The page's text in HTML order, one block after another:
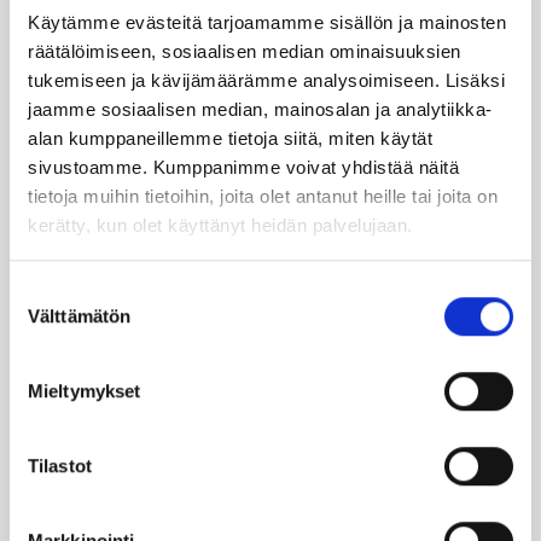
Käytämme evästeitä tarjoamamme sisällön ja mainosten
räätälöimiseen, sosiaalisen median ominaisuuksien
tukemiseen ja kävijämäärämme analysoimiseen. Lisäksi
jaamme sosiaalisen median, mainosalan ja analytiikka-
alan kumppaneillemme tietoja siitä, miten käytät
sivustoamme. Kumppanimme voivat yhdistää näitä
tietoja muihin tietoihin, joita olet antanut heille tai joita on
kerätty, kun olet käyttänyt heidän palvelujaan.
valinta
Välttämätön
Mieltymykset
Tilastot
TILAA UUTIS­KIR­JE
SUO­SIT­TE­LE KAVE­RIL­LE
Face­bookIns­ta­gram
Läm­möl­lä on ener­gia­te­hok­kuus­so­pi­mus
möl­lä-leh­ti uuti­soi ja taus­toit­taa ajan­koh­
Ker­rom­me öljy­läm­mit­tä­jien koke­muk­sis­ta